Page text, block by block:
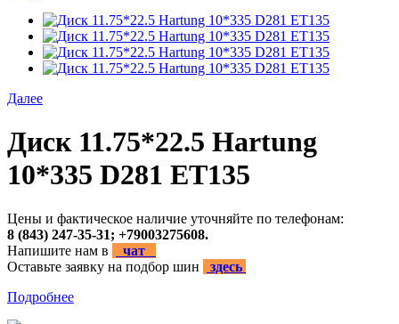
Далее
Диск 11.75*22.5 Hartung
10*335 D281 ET135
Цены и фактическое наличие уточняйте по телефонам:
8 (843) 247-35-31; +79003275608.
Напишите нам в
чат
Оставьте заявку на подбор шин
здесь
Подробнее